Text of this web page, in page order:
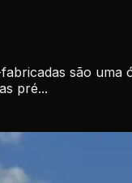
são uma
pré...